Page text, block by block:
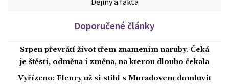
Doporučené články
Srpen převrátí život třem znamením naruby. Čeká
je štěstí, odměna i změna, na kterou dlouho čekala
Vyřízeno: Fleury už si stihl s Muradovem domluvit